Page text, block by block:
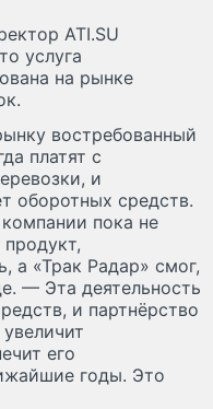
ATI.SU
услуга
на рынке
востребованный
платят с
и
оборотных средств.
пока не
а «Трак Радар» смог,
— Эта деятельность
и партнёрство
его
годы. Это